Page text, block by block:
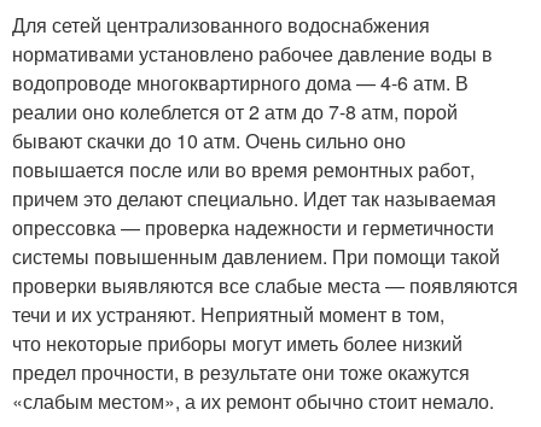
Для сетей централизованного водоснабжения
нормативами установлено рабочее давление воды в
водопроводе многоквартирного дома — 4-6 атм. В
реалии оно колеблется от 2 атм до 7-8 атм, порой
бывают скачки до 10 атм. Очень сильно оно
повышается после или во время ремонтных работ,
причем это делают специально. Идет так называемая
опрессовка — проверка надежности и герметичности
системы повышенным давлением. При помощи такой
проверки выявляются все слабые места — появляются
течи и их устраняют. Неприятный момент в том,
что некоторые приборы могут иметь более низкий
предел прочности, в результате они тоже окажутся
«слабым местом», а их ремонт обычно стоит немало.